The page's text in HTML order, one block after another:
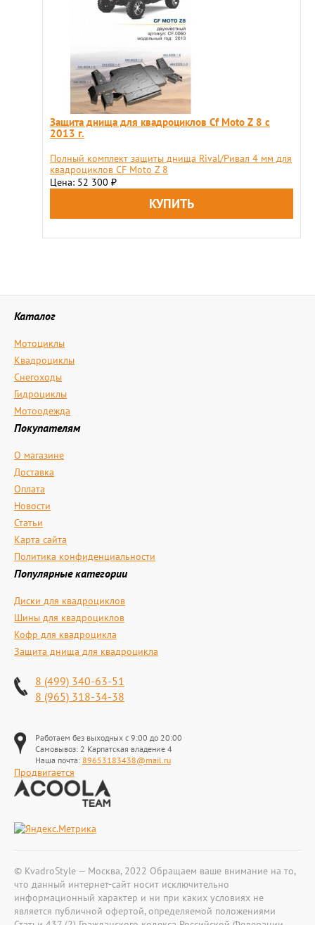
Защита днища для квадроциклов Cf Moto Z 8 с
2013 г.
Полный комплект защиты днища Rival/Ривал 4 мм для
квадроциклов СF Moto Z 8
Цена: 52 300 ₽
Каталог
Мотоциклы
Квадроциклы
Снегоходы
Гидроциклы
Мотоодежда
Покупателям
О магазине
Доставка
Оплата
Новости
Статьи
Карта сайта
Политика конфиденциальности
Популярные категории
Диски для квадроциклов
Шины для квадроциклов
Кофр для квадроцикла
Защита днища для квадроцикла
8 (499) 340-63-51
8 (965) 318-34-38
Работаем без выходных с 9:00 до 20:00
Самовывоз: 2 Карпатская владение 4
Наша почта: 89653183438@mail.ru
Продвигается
© KvadroStyle — Москва, 2022 Обращаем ваше внимание на то,
что данный интернет-сайт носит исключительно
информационный характер и ни при каких условиях не
является публичной офертой, определяемой положениями